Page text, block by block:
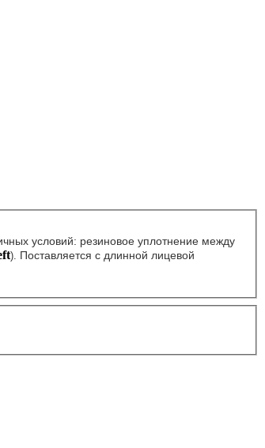
условий: резиновое уплотнение между
). Поставляется с длинной лицевой